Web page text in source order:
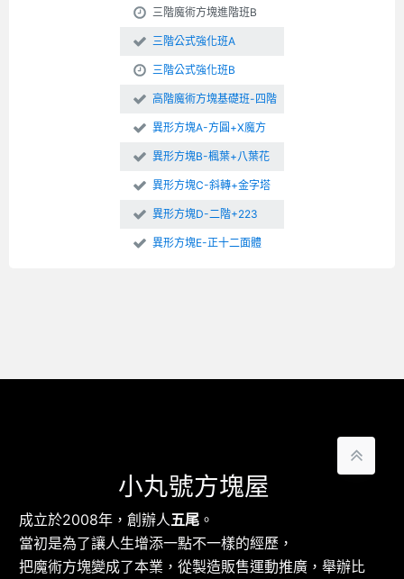
三階魔術方塊進階班B
三階公式強化班A
三階公式強化班B
高階魔術方塊基礎班-四階
異形方塊A-方圓+X魔方
異形方塊B-楓葉+八葉花
異形方塊C-斜轉+金字塔
異形方塊D-二階+223
異形方塊E-正十二面體
小丸號方塊屋
成立於2008年，創辦人 五尾 。
當初是為了讓人生增添一點不一樣的經歷，
把魔術方塊變成了本業，從製造販售運動推廣，舉辦比